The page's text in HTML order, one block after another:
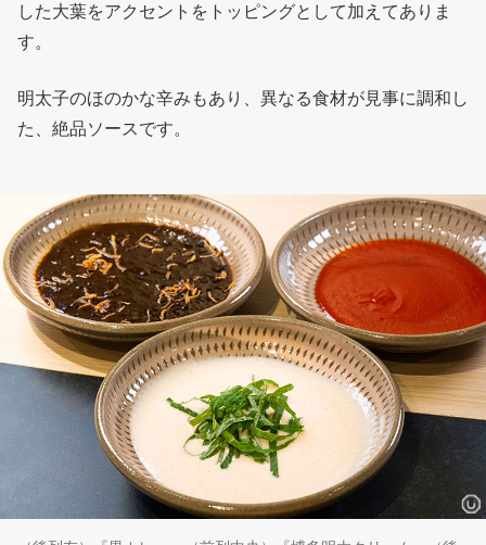
した大葉をアクセントをトッピングとして加えてありま
す。
明太子のほのかな辛みもあり、異なる食材が見事に調和し
た、絶品ソースです。